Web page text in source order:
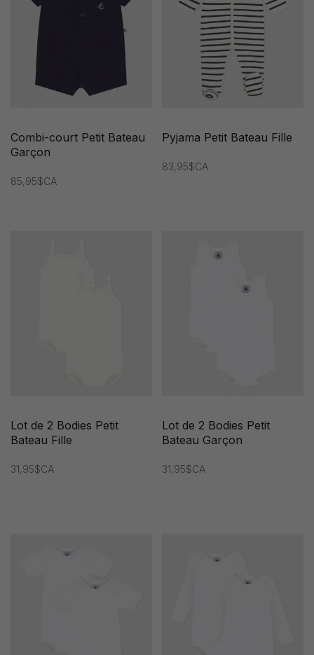
Combi-court Petit Bateau
Garçon
85,95$CA
Pyjama Petit Bateau Fille
83,95$CA
Lot de 2 Bodies Petit
Bateau Fille
31,95$CA
Lot de 2 Bodies Petit
Bateau Garçon
31,95$CA